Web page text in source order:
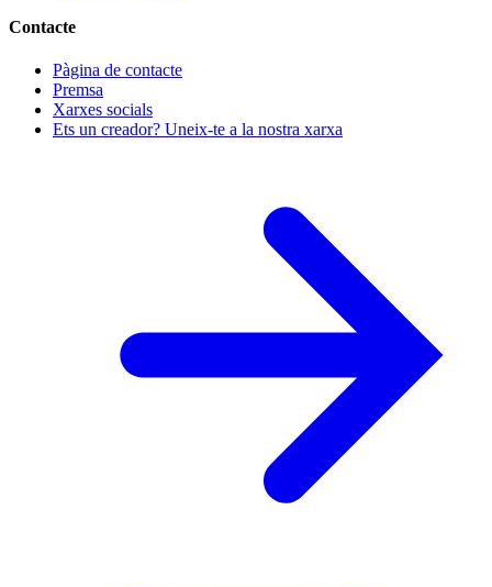
Contacte
Pàgina de contacte
Premsa
Xarxes socials
Ets un creador? Uneix-te a la nostra xarxa